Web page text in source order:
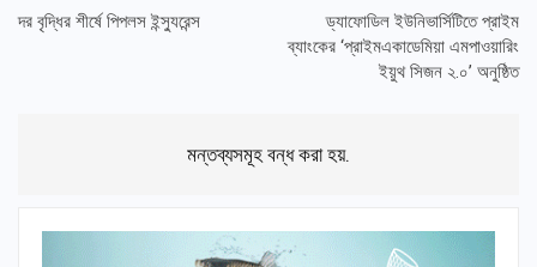
দর বৃদ্ধির শীর্ষে পিপলস ইন্স্যুরেন্স
ড্যাফোডিল ইউনিভার্সিটিতে প্রাইম
ব্যাংকের ‘প্রাইমএকাডেমিয়া এমপাওয়ারিং
ইয়ুথ সিজন ২.০’ অনুষ্ঠিত
মন্তব্যসমূহ বন্ধ করা হয়.